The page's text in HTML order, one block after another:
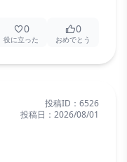
0
役に立った
0
おめでとう
投稿ID： 6526
投稿日： 2026/08/01